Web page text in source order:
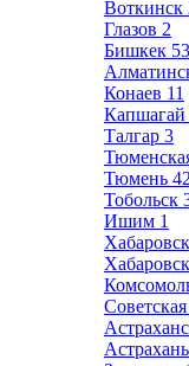
Воткинск
Глазов 2
Бишкек 53
Конаев 11
Капшагай
Талгар 3
Тюмень 42
Тобольск
Ишим 1
Хабаровск
Астрахань